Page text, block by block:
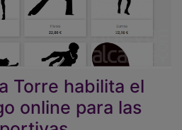
Torre habilita el
online para las